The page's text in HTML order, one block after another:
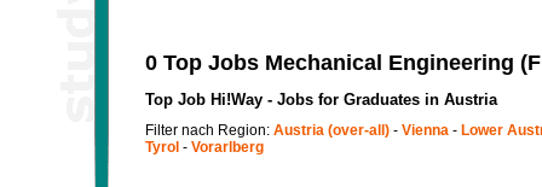
0 Top Jobs Mechanical Engineering
Top Job Hi!Way - Jobs for Graduates in Austria
Filter nach Region: Austria (over-all) - Vienna - Lower
Tyrol - Vorarlberg